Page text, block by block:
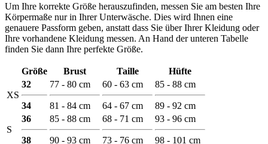
Um Ihre korrekte Größe herauszufinden, messen Sie am besten Ihre
Körpermaße nur in Ihrer Unterwäsche. Dies wird Ihnen eine
genauere Passform geben, anstatt dass Sie über Ihrer Kleidung oder
Ihre vorhandene Kleidung messen. An Hand der unteren Tabelle
finden Sie dann Ihre perfekte Größe.
Größe Brust Taille Hüfte
XS
32
34
77 - 80 cm
81 - 84 cm
60 - 63 cm
64 - 67 cm
85 - 88 cm
89 - 92 cm
S
36
38
85 - 88 cm
90 - 93 cm
68 - 71 cm
73 - 76 cm
93 - 96 cm
98 - 101 cm